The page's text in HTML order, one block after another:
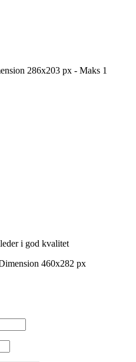
286x203 px - Maks 1
i god kvalitet
460x282 px